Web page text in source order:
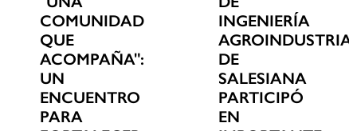
COMUNIDAD
QUE
ACOMPAÑA":
UN
ENCUENTRO
PARA
INGENIERÍA
DE
SALESIANA
PARTICIPÓ
EN